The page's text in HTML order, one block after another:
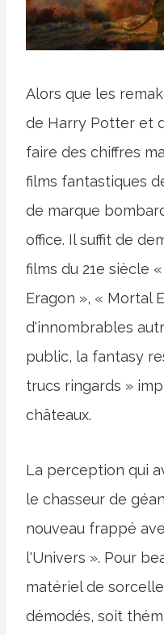
Alors que les
de Harry Potter et
faire des chiffres
films fantastiques
de marque
office. Il suffit de
films du 21e siècle
Eragon », « Mortal
d'innombrables
public, la fantasy
trucs ringards »
châteaux.
La perception qui
le chasseur de
nouveau frappé
l'Univers ». Pour
matériel de
démodés, soit